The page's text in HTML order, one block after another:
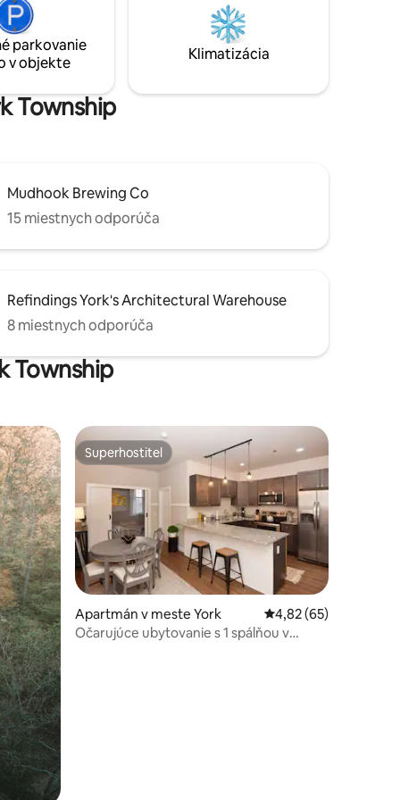
dekoráciami Gray Apple Market.
10 minút jazdy do centra Yorku a k ďalším
obľúbeným destináciám, ako je
výstavište York Fairgrounds.
parkovanie
v objekte
Klimatizácia
Township
Mudhook Brewing Co
15 miestnych odporúča
Refindings York's Architectural Warehouse
8 miestnych odporúča
Township
86
Superhostiteľ
Superhostiteľ
Apartmán v meste York Priemerné
4,82 (65)
Očarujúce ubytovanie s 1 spálňou v